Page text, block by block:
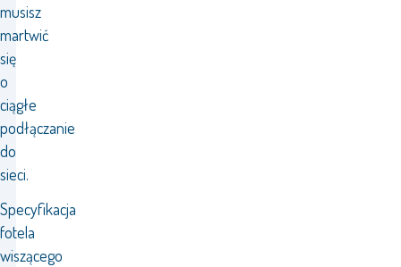
musisz
martwić
się
o
ciągłe
podłączanie
do
sieci.
Specyfikacja
fotela
wiszącego